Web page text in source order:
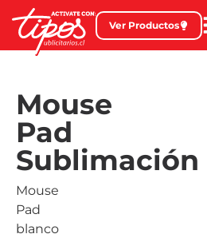
Ver Productos
Mouse
Pad
Sublimación
Mouse
Pad
blanco